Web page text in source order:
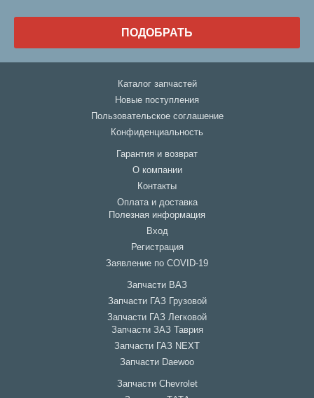
ПОДОБРАТЬ
Каталог запчастей
Новые поступления
Пользовательское соглашение
Конфиденциальность
Гарантия и возврат
О компании
Контакты
Оплата и доставка
Полезная информация
Вход
Регистрация
Заявление по COVID-19
Запчасти ВАЗ
Запчасти ГАЗ Грузовой
Запчасти ГАЗ Легковой
Запчасти ЗАЗ Таврия
Запчасти ГАЗ NEXT
Запчасти Daewoo
Запчасти Chevrolet